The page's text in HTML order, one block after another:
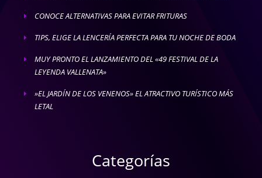
E CONOCE ALTERNATIVAS PARA EVITAR FRITURAS
E TIPS, ELIGE LA LENCERÍA PERFECTA PARA TU NOCHE DE BODA
E
MUY PRONTO EL LANZAMIENTO DEL «49 FESTIVAL DE LA
LEYENDA VALLENATA»
E
»EL JARDÍN DE LOS VENENOS» EL ATRACTIVO TURÍSTICO MÁS
LETAL
Categorías